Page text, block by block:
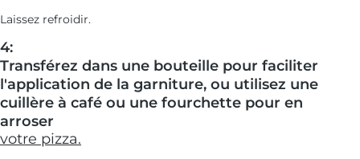
Laissez refroidir.
4:
Transférez dans une bouteille pour faciliter
l'application de la garniture, ou utilisez une
cuillère à café ou une fourchette pour en
arroser
votre pizza.